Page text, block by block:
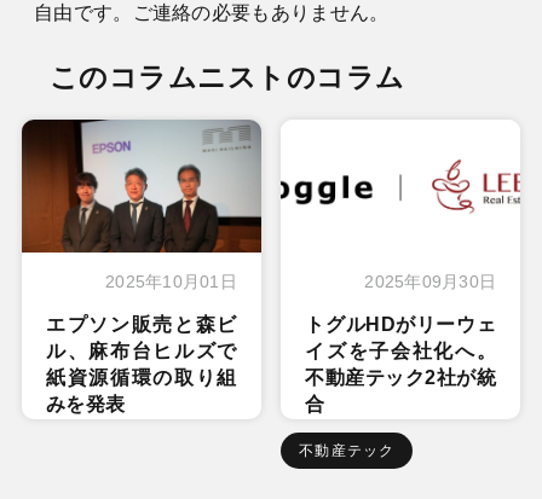
自由です。ご連絡の必要もありません。
このコラムニストのコラム
2025年10月01日
エプソン販売と森ビ
ル、麻布台ヒルズで
紙資源循環の取り組
みを発表
2025年09月30日
トグルHDがリーウェ
イズを子会社化へ。
不動産テック2社が統
合
不動産テック